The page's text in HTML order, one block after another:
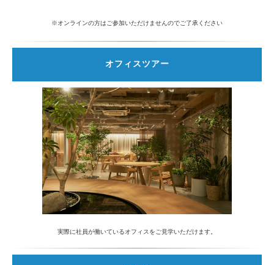
※オンラインの方はご参加いただけませんのでご了承ください
オフィスツアー
実際に社員が働いているオフィスをご見学いただけます。